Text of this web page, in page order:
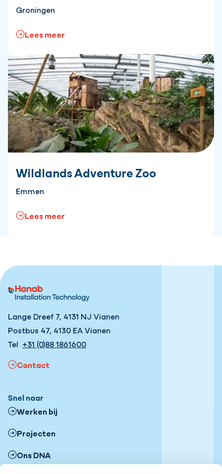
Groningen
Lees meer
Wildlands Adventure Zoo
Emmen
Lees meer
Lange Dreef 7, 4131 NJ Vianen
Postbus 47, 4130 EA Vianen
Tel +31 (0)88 1861600
Contact
Snel naar
Werken bij
Projecten
Ons DNA